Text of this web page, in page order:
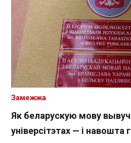
Як беларускую мову
універсітэтах — і навошта
Замежжа